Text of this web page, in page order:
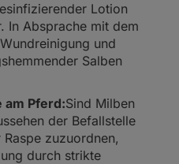
Lotion
In Absprache mit dem
und
Salben
am Pferd:Sind Milben
der Befallstelle
zuzuordnen,
durch strikte